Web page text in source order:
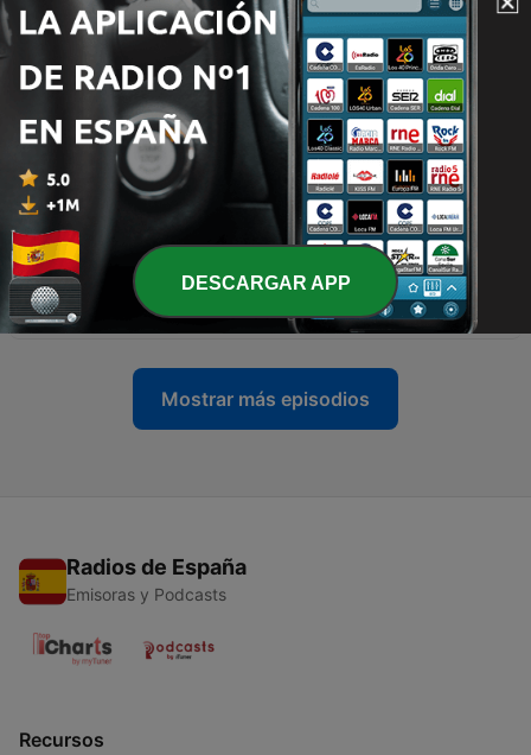
6524 - Fratii_Grimm-Povesti-Sarpele_alb.mp3
Thu, 19 Mar 2026 21:50:51
Fratii_Grimm-Povesti-Cenusareasa.mp3
Fri, 27 Feb 2026 14:15:01
6522 -
Alexandre_Dumas-Contele_de_Monte-Cristo-
Volumul_1-Capitolul_01.mp3
6521 - Alexandre_Dumas-Contele_de_Monte-Cristo-
Volumul_1-Capitolul_02.mp3
Thu, 19 Feb 2026 13:39:53
Mostrar más episodios
Radios de España
Emisoras y Podcasts
Recursos
DESCARGAR APP